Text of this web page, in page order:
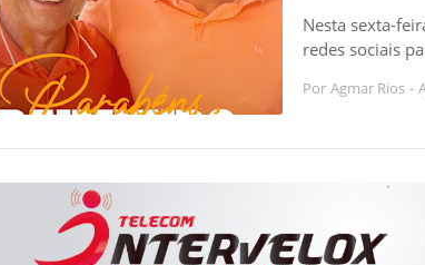
Nesta sexta-
redes sociais
Por Agmar Rios -